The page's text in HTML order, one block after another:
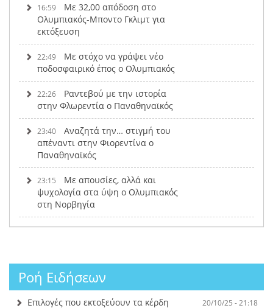
16:59
Με 32,00 απόδοση στο
Ολυμπιακός-Μποντο Γκλιμτ για
εκτόξευση
22:49
Με στόχο να γράψει νέο
ποδοσφαιρικό έπος ο Ολυμπιακός
22:26
Ραντεβού με την ιστορία
στην Φλωρεντία ο Παναθηναϊκός
23:40
Αναζητά την… στιγμή του
απέναντι στην Φιορεντίνα ο
Παναθηναϊκός
23:15
Με απουσίες, αλλά και
ψυχολογία στα ύψη ο Ολυμπιακός
στη Νορβηγία
Ροή Ειδήσεων
Επιλογές που εκτοξεύουν τα κέρδη 20/10/25 - 21:18